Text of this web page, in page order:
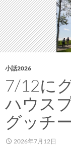
し
い
ビ
ー
ル
「コ
ン
サ
エ
ー
ル」
の
小話2026
7/12に
ハウス
グッチ
2026年7月12日